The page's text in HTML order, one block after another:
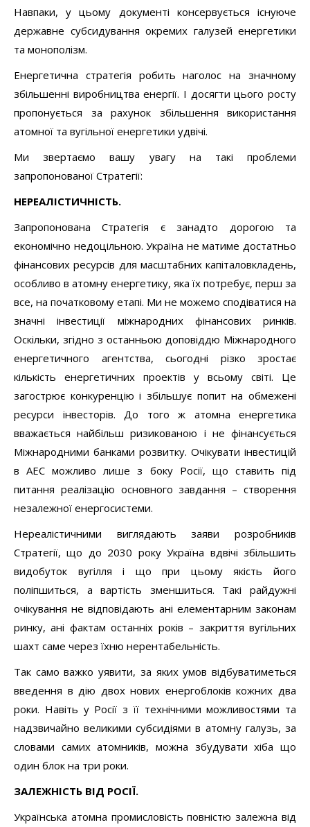
Навпаки, у цьому документі консервується існуюче
державне субсидування окремих галузей енергетики
та монополізм.
Енергетична стратегія робить наголос на значному
збільшенні виробництва енергії. І досягти цього росту
пропонується за рахунок збільшення використання
атомної та вугільної енергетики удвічі.
Ми звертаємо вашу увагу на такі проблеми
запропонованої Стратегії:
НЕРЕАЛІСТИЧНІСТЬ.
Запропонована Стратегія є занадто дорогою та
економічно недоцільною. Україна не матиме достатньо
фінансових ресурсів для масштабних капіталовкладень,
особливо в атомну енергетику, яка їх потребує, перш за
все, на початковому етапі. Ми не можемо сподіватися на
значні інвестиції міжнародних фінансових ринків.
Оскільки, згідно з останньою доповіддю Міжнародного
енергетичного агентства, сьогодні різко зростає
кількість енергетичних проектів у всьому світі. Це
загострює конкуренцію і збільшує попит на обмежені
ресурси інвесторів. До того ж атомна енергетика
вважається найбільш ризикованою і не фінансується
Міжнародними банками розвитку. Очікувати інвестицій
в АЕС можливо лише з боку Росії, що ставить під
питання реалізацію основного завдання – створення
незалежної енергосистеми.
Нереалістичними виглядають заяви розробників
Стратегії, що до 2030 року Україна вдвічі збільшить
видобуток вугілля і що при цьому якість його
поліпшиться, а вартість зменшиться. Такі райдужні
очікування не відповідають ані елементарним законам
ринку, ані фактам останніх років – закриття вугільних
шахт саме через їхню нерентабельність.
Так само важко уявити, за яких умов відбуватиметься
введення в дію двох нових енергоблоків кожних два
роки. Навіть у Росії з її технічними можливостями та
надзвичайно великими субсидіями в атомну галузь, за
словами самих атомників, можна збудувати хіба що
один блок на три роки.
ЗАЛЕЖНІСТЬ ВІД РОСІЇ.
Українська атомна промисловість повністю залежна від